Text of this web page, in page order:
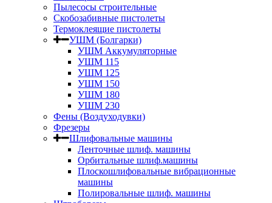
Пылесосы строительные
Скобозабивные пистолеты
Термоклеящие пистолеты
УШМ (Болгарки)
УШМ Аккумуляторные
УШМ 115
УШМ 125
УШМ 150
УШМ 180
УШМ 230
Фены (Воздуходувки)
Фрезеры
Шлифовальные машины
Ленточные шлиф. машины
Орбитальные шлиф.машины
Плоскошлифовальные вибрационные
машины
Полировальные шлиф. машины